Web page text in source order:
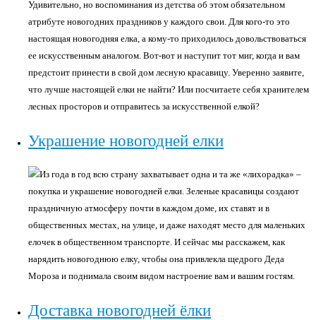
Удивительно, но воспоминания из детства об этом обязательном
атрибуте новогодних праздников у каждого свои. Для кого-то это
настоящая новогодняя елка, а кому-то приходилось довольствоваться
ее искусственным аналогом. Вот-вот и наступит тот миг, когда и вам
предстоит принести в свой дом лесную красавицу. Уверенно заявите,
что лучше настоящей елки не найти? Или посчитаете себя хранителем
лесных просторов и отправитесь за искусственной елкой?
Украшение новогодней елки
Из года в год всю страну захватывает одна и та же «лихорадка» –
покупка и украшение новогодней елки. Зеленые красавицы создают
праздничную атмосферу почти в каждом доме, их ставят и в
общественных местах, на улице, и даже находят место для маленьких
елочек в общественном транспорте. И сейчас мы расскажем, как
нарядить новогоднюю елку, чтобы она привлекла щедрого Деда
Мороза и поднимала своим видом настроение вам и вашим гостям.
Доставка новогодней ёлки